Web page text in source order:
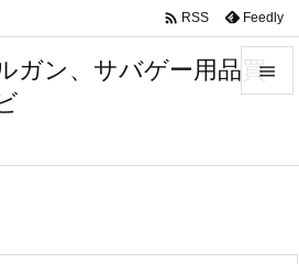
ガン、サバゲー用品買

前へ
 RSS Feedly